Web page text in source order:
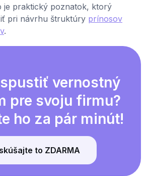
je praktický poznatok, ktorý
pri návrhu štruktúry prínosov
.
vernostný
pre svoju firmu?
ho za pár minút!
to ZDARMA